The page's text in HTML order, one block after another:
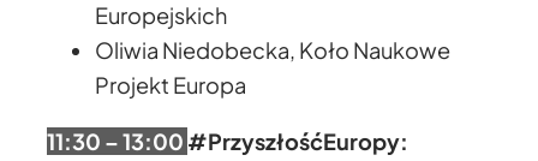
Europejskich
Oliwia Niedobecka, Koło Naukowe
Projekt Europa
11:30 – 13:00 #PrzyszłośćEuropy: